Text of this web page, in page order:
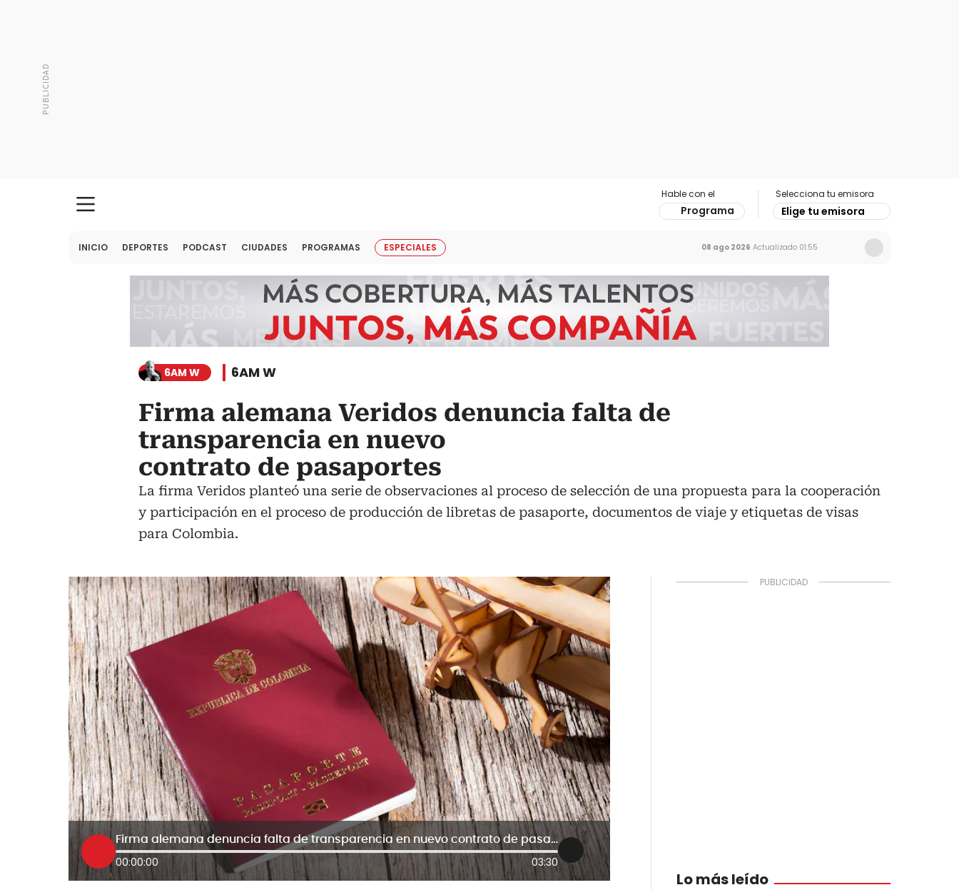
Hable con el
Programa
Selecciona tu emisora
Elige tu emisora
INICIO DEPORTES PODCAST CIUDADES PROGRAMAS ESPECIALES 08 ago 2026 Actualizado 01:55
6AM W 6AM W
Firma alemana Veridos denuncia falta de
transparencia en nuevo
contrato de pasaportes
La firma Veridos planteó una serie de observaciones al proceso de selección de una propuesta para la cooperación
y participación en el proceso de producción de libretas de pasaporte, documentos de viaje y etiquetas de visas
para Colombia.
Firma alemana denuncia falta de transparencia en nuevo contrato de pasaportes
00:00:00 03:30
Lo más leído